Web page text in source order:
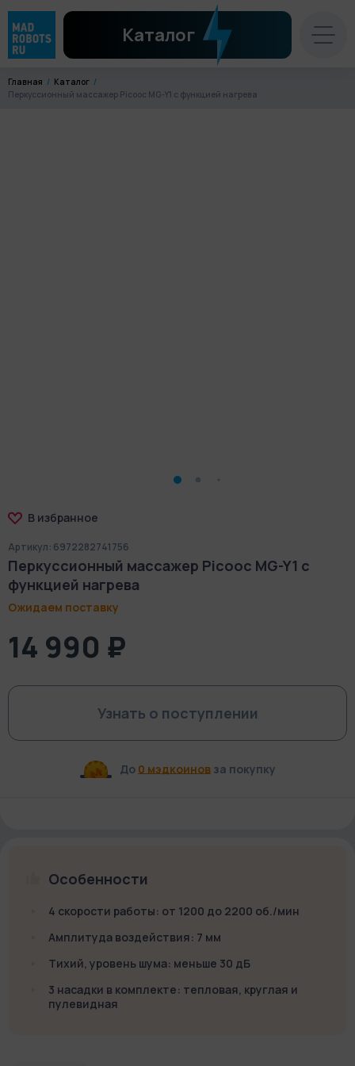
Каталог
Главная
Каталог
Перкуссионный массажер Picooc MG-Y1 с функцией нагрева
В избранное
Артикул: 6972282741756
Перкуссионный массажер Picooc MG-Y1 с
функцией нагрева
Ожидаем поставку
14 990 ₽
Узнать о поступлении
До 0 мэдкоиновза покупку
Особенности
4 скорости работы: от 1200 до 2200 об./мин
Амплитуда воздействия: 7 мм
Тихий, уровень шума: меньше 30 дБ
3 насадки в комплекте: тепловая, круглая и
пулевидная